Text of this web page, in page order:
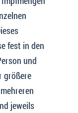
fest in den
und
größere
jeweils